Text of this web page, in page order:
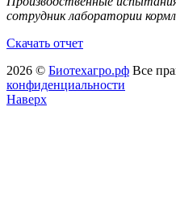
сотрудник лаборатории
Скачать отчет
2026 © Биотехагро.рф Все
конфиденциальности
Наверх